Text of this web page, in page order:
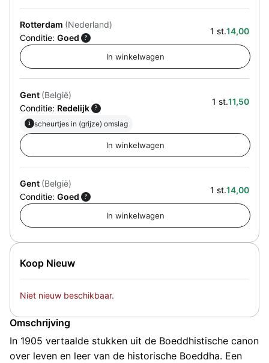
Rotterdam (Nederland)
Conditie: Goed ?
1 st.14,00
Gent (België)
Conditie: Redelijk ?
1 st.11,50
i scheurtjes in (grijze) omslag
Gent (België)
Conditie: Goed ?
1 st.14,00
Koop Nieuw
Niet nieuw beschikbaar.
Omschrijving
In 1905 vertaalde stukken uit de Boeddhistische canon
over leven en leer van de historische Boeddha. Een